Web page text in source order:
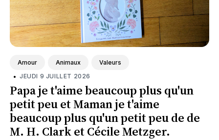
Amour Animaux Valeurs
• JEUDI 9 JUILLET 2026
Papa je t'aime beaucoup plus qu'un
petit peu et Maman je t'aime
beaucoup plus qu'un petit peu de de
M. H. Clark et Cécile Metzger.